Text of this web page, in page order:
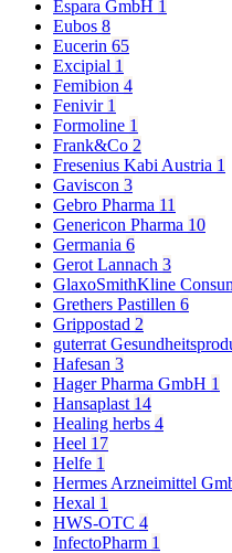
Espara GmbH 1
Eubos 8
Eucerin 65
Excipial 1
Femibion 4
Fenivir 1
Formoline 1
Frank&Co 2
Fresenius Kabi Austria 1
Gaviscon 3
Gebro Pharma 11
Genericon Pharma 10
Germania 6
Gerot Lannach 3
GlaxoSmithKline
Grethers Pastillen 6
Grippostad 2
guterrat
Hafesan 3
Hager Pharma GmbH 1
Hansaplast 14
Healing herbs 4
Heel 17
Helfe 1
Hermes Arzneimittel
Hexal 1
HWS-OTC 4
InfectoPharm 1